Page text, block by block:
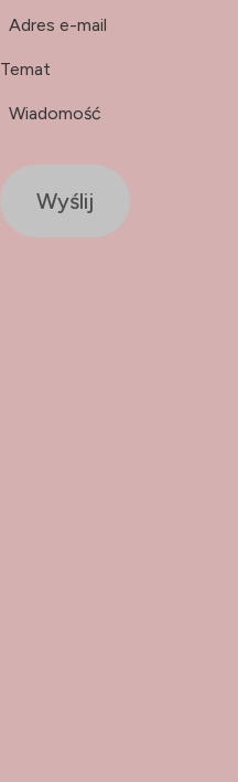
Adres e-mail
Temat
Wiadomość
Wyślij